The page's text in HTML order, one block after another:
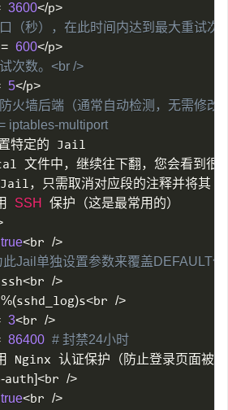
3600</p>
（秒），在此时间内达到最大重试次
= 600</p>
次数。<br />
5</p>
火墙后端（通常自动检测，无需修改
iptables-multiport
特定的 Jail
文件中，继续往下翻，您会看到
，只需取消对应段的注释并将其
SSH
true<br />
Jail单独设置参数来覆盖DEFAULT值
<br />
%(sshd_log)s<br />
3<br />
86400 # 封禁24小时
-auth]<br />
true<br />